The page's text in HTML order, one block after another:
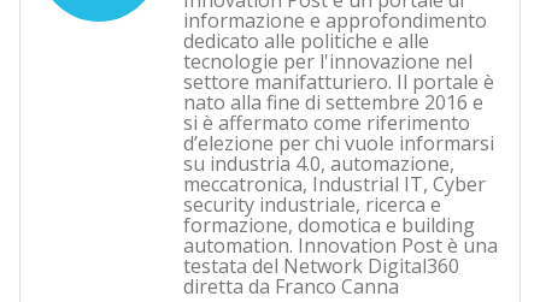
informazione e approfondimento
dedicato alle politiche e alle
tecnologie per l'innovazione nel
settore manifatturiero. Il portale è
nato alla fine di settembre 2016 e
si è affermato come riferimento
d’elezione per chi vuole informarsi
su industria 4.0, automazione,
meccatronica, Industrial IT, Cyber
security industriale, ricerca e
formazione, domotica e building
automation. Innovation Post è una
testata del Network Digital360
diretta da Franco Canna